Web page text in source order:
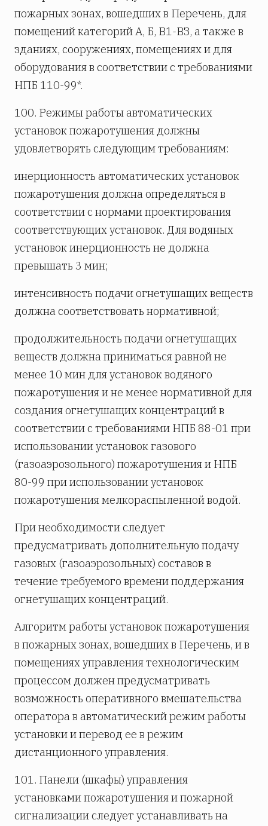
пожарных зонах, вошедших в Перечень, для
помещений категорий А, Б, В1-ВЗ, а также в
зданиях, сооружениях, помещениях и для
оборудования в соответствии с требованиями
НПБ 110-99*.
100. Режимы работы автоматических
установок пожаротушения должны
удовлетворять следующим требованиям:
инерционность автоматических установок
пожаротушения должна определяться в
соответствии с нормами проектирования
соответствующих установок. Для водяных
установок инерционность не должна
превышать 3 мин;
интенсивность подачи огнетушащих веществ
должна соответствовать нормативной;
продолжительность подачи огнетушащих
веществ должна приниматься равной не
менее 10 мин для установок водяного
пожаротушения и не менее нормативной для
создания огнетушащих концентраций в
соответствии с требованиями НПБ 88-01 при
использовании установок газового
(газоаэрозольного) пожаротушения и НПБ
80-99 при использовании установок
пожаротушения мелкораспыленной водой.
При необходимости следует
предусматривать дополнительную подачу
газовых (газоаэрозольных) составов в
течение требуемого времени поддержания
огнетушащих концентраций.
Алгоритм работы установок пожаротушения
в пожарных зонах, вошедших в Перечень, и в
помещениях управления технологическим
процессом должен предусматривать
возможность оперативного вмешательства
оператора в автоматический режим работы
установки и перевод ее в режим
дистанционного управления.
101. Панели (шкафы) управления
установками пожаротушения и пожарной
сигнализации следует устанавливать на